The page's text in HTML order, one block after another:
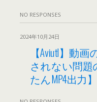
NO RESPONSES
2024年10月24日
【Aviutl】動
されない問題
たんMP4出力】